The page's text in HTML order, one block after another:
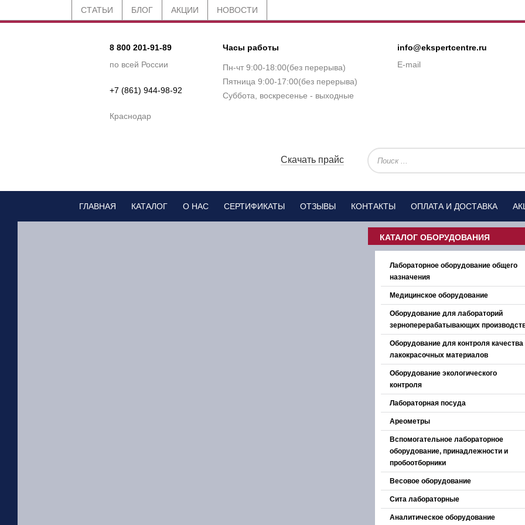
СТАТЬИ БЛОГ АКЦИИ НОВОСТИ
8 800 201-91-89
по всей России
+7 (861) 944-98-92
Краснодар
Часы работы
Пн-чт 9:00-18:00(без перерыва)
Пятница 9:00-17:00(без перерыва)
Суббота, воскресенье - выходные
info@ekspertcentre.ru
E-mail
Скачать прайс
ГЛАВНАЯ КАТАЛОГ О НАС СЕРТИФИКАТЫ ОТЗЫВЫ КОНТАКТЫ ОПЛАТА И ДОСТАВКА
КАТАЛОГ ОБОРУДОВАНИЯ
Лабораторное оборудование общего
назначения
Медицинское оборудование
Оборудование для лабораторий
зерноперерабатывающих
Оборудование для контроля качества
лакокрасочных материалов
Оборудование экологического
контроля
Лабораторная посуда
Ареометры
Вспомогательное лабораторное
оборудование, принадлежности и
пробоотборники
Весовое оборудование
Сита лабораторные
Аналитическое оборудование